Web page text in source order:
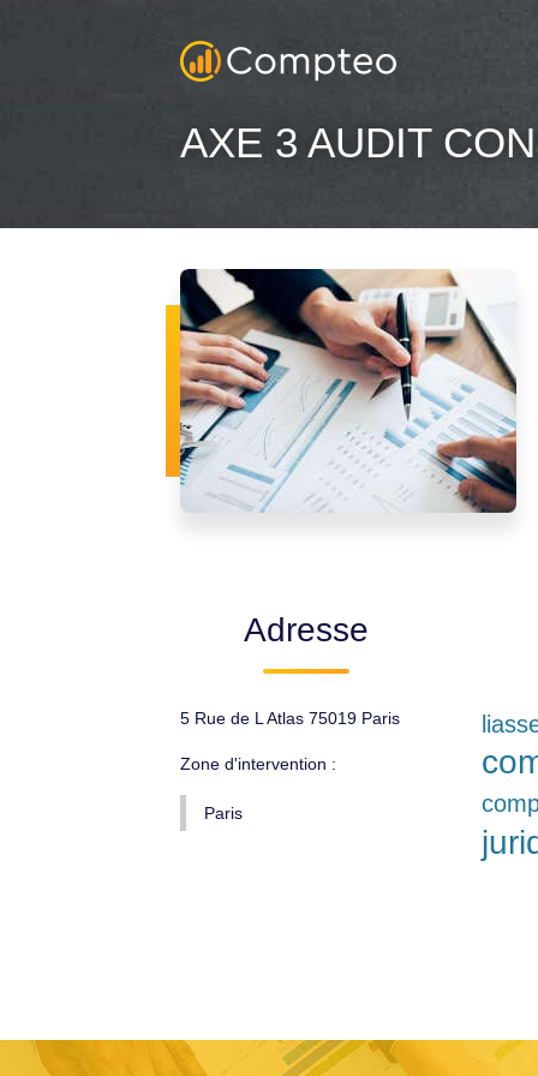
AXE 3 AUDIT
Adresse
5 Rue de L Atlas 75019 Paris
Zone d'intervention :
Paris